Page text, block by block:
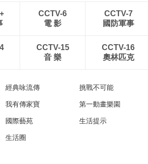
CCTV-6
電 影
CCTV-7
國防軍事
CCTV-15
音 樂
CCTV-16
奧林匹克
經典咏流傳 挑戰不可能
我有傳家寶 第一動畫樂園
國際藝苑 生活提示
生活圈